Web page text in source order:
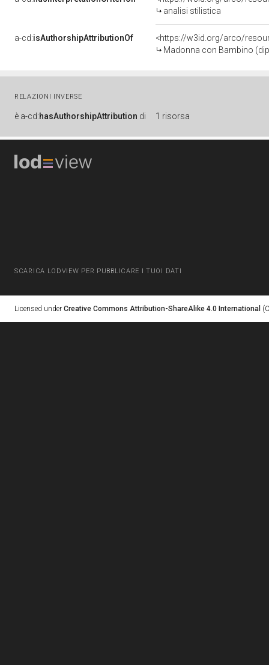
analisi stilistica
a-cd:isAuthorshipAttributionOf
<https://w3id.org/arco/
Madonna con Bambino
RELAZIONI INVERSE
è a-cd:hasAuthorshipAttribution di 1 risorsa
SCARICA LODVIEW PER PUBBLICARE I TUOI DATI
Licensed under Creative Commons Attribution-ShareAlike 4.0 International